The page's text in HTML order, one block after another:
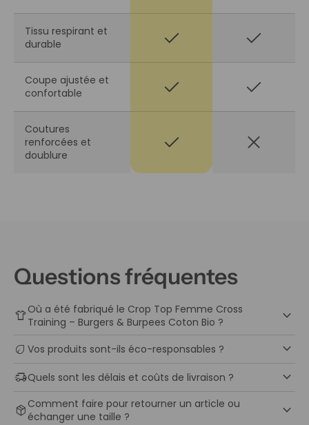
Tissu respirant et
durable
check check
Coupe ajustée et
confortable
check check
Coutures
renforcées et
doublure
check close
Questions fréquentes
apparelOù a été fabriqué le Crop Top Femme Cross
Training – Burgers & Burpees Coton Bio ?
keyboard_arrow_down
eco Vos produits sont-ils éco-responsables ? keyboard_arrow_down
delivery_truck_speedQuels sont les délais et coûts de livraison ? keyboard_arrow_down
package_2 Comment faire pour retourner un article ou
échanger une taille ?
keyboard_arrow_down